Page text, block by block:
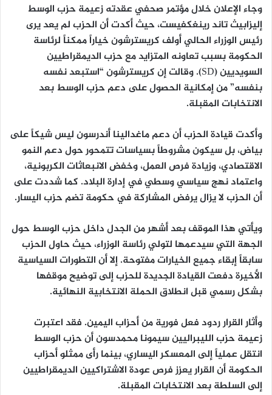
وجاء الإعلان خلال مؤتمر صحفي عقدته زعيمة حزب الوسط
إليزابيث تاند رينغكفيست، حيث أكدت أن الحزب لم يعد يرى
رئيس الوزراء الحالي أولف كريسترشون خياراً ممكناً لرئاسة
الحكومة بسبب تعاونه المتزايد مع حزب الديمقراطيين
السويديين (SD). وقالت إن كريسترشون “استبعد نفسه
بنفسه” من إمكانية الحصول على دعم حزب الوسط بعد
الانتخابات المقبلة.
وأكدت قيادة الحزب أن دعم ماغدالينا أندرسون ليس شيكاً على
بياض، بل سيكون مشروطاً بسياسات تتمحور حول دعم النمو
الاقتصادي، وزيادة فرص العمل، وخفض الانبعاثات الكربونية،
واعتماد نهج سياسي وسطي في إدارة البلاد. كما شددت على
أن الحزب لا يزال يرفض المشاركة في حكومة تضم حزب اليسار.
ويأتي هذا الموقف بعد أشهر من الجدل داخل حزب الوسط حول
الجهة التي سيدعمها لتولي رئاسة الوزراء، حيث حاول الحزب
سابقاً إبقاء جميع الخيارات مفتوحة. إلا أن التطورات السياسية
الأخيرة دفعت القيادة الجديدة للحزب إلى توضيح موقفها
بشكل رسمي قبل انطلاق الحملة الانتخابية النهائية.
وأثار القرار ردود فعل فورية من أحزاب اليمين. فقد اعتبرت
زعيمة حزب الليبراليين سيمونا محمدسون أن حزب الوسط
انتقل عملياً إلى المعسكر اليساري، بينما رأى ممثلو أحزاب
الحكومة أن القرار يعزز فرص عودة الاشتراكيين الديمقراطيين
إلى السلطة بعد الانتخابات المقبلة.